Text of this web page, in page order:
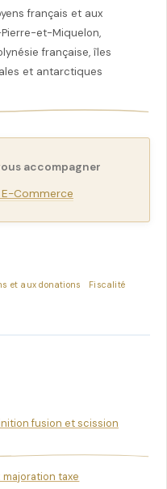
français et aux
et-Miquelon,
française, îles
et antarctiques
accompagner
Commerce
et aux donations
Fiscalité
fusion et scission
majoration taxe